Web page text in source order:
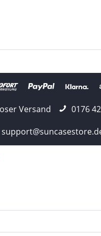
Versand
0176